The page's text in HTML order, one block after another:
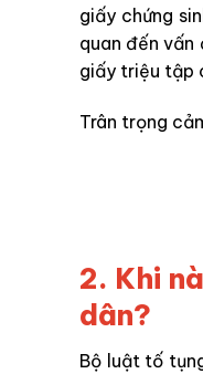
giấy chứng
quan đến
giấy triệu tập
Trân trọng
2. Khi
dân?
Bộ luật tố